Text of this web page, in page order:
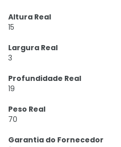
Altura Real
15
Largura Real
3
Profundidade Real
19
Peso Real
70
Garantia do Fornecedor